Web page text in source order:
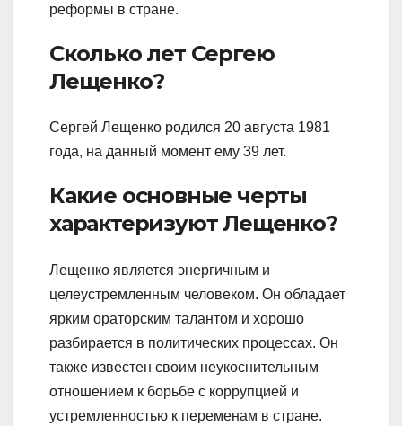
реформы в стране.
Сколько лет Сергею
Лещенко?
Сергей Лещенко родился 20 августа 1981
года, на данный момент ему 39 лет.
Какие основные черты
характеризуют Лещенко?
Лещенко является энергичным и
целеустремленным человеком. Он обладает
ярким ораторским талантом и хорошо
разбирается в политических процессах. Он
также известен своим неукоснительным
отношением к борьбе с коррупцией и
устремленностью к переменам в стране.